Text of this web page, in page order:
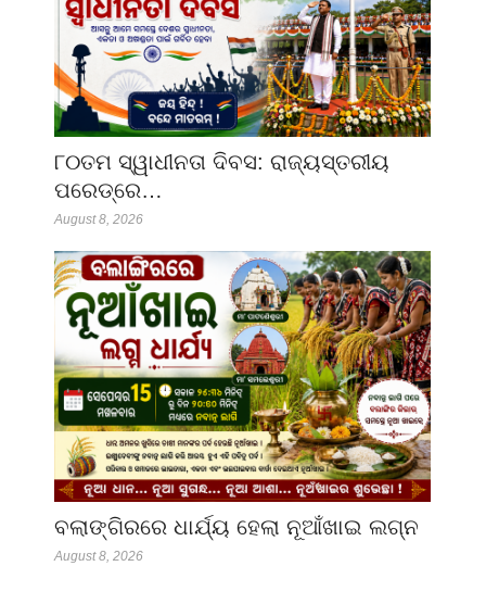
୮୦ତମ ସ୍ୱାଧୀନତା ଦିବସ: ରାଜ୍ୟସ୍ତରୀୟ
ପରେଡ୍‌ରେ…
August 8, 2026
ବଲାଙ୍ଗିରରେ ଧାର୍ଯ୍ୟ ହେଲା ନୂଆଁଖାଇ ଲଗ୍ନ
August 8, 2026